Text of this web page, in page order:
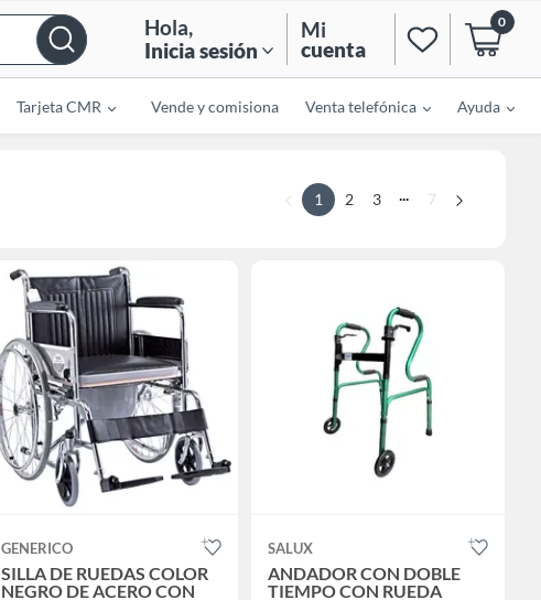
Hola,
Inicia sesión
Mi
cuenta
0
Tarjeta CMR Vende y comisiona Venta telefónica Ayuda
1 2 3 ... 7
GENERICO
SILLA DE RUEDAS COLOR
NEGRO DE ACERO CON
SALUX
ANDADOR CON DOBLE
TIEMPO CON RUEDA